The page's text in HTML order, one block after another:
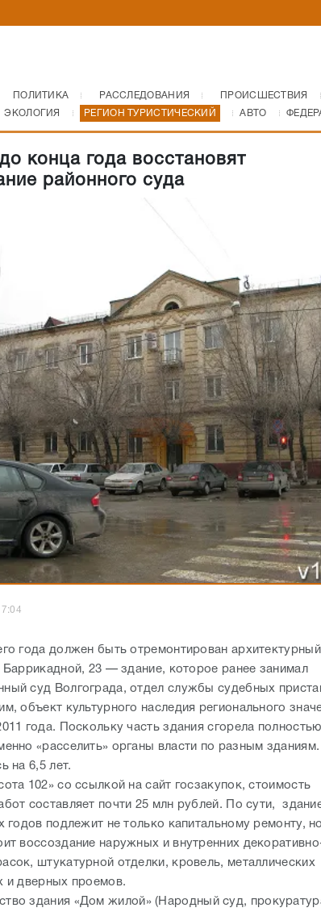
ПОЛИТИКА РАССЛЕДОВАНИЯ ПРОИСШЕСТВИЯ
ЭКОЛОГИЯ РЕГИОН ТУРИСТИЧЕСКИЙ АВТО
конца года восстановят
районного суда
года должен быть отремонтирован
Баррикадной, 23 — здание, которое ранее занимал
суд Волгограда, отдел службы судебных
объект культурного наследия регионального
года. Поскольку часть здания сгорела
«расселить» органы власти по разным зданиям.
на 6,5 лет.
102» со ссылкой на сайт госзакупок, стоимость
составляет почти 25 млн рублей. По сути,
годов подлежит не только капитальному ремонту,
воссоздание наружных и внутренних
штукатурной отделки, кровель, металлических
и дверных проемов.
здания «Дом жилой» (Народный суд,